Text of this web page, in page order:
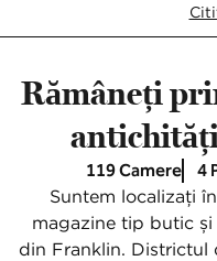
Rămâneți
119 Camere 4
Suntem localizați
magazine tip butic
din Franklin. Districtul